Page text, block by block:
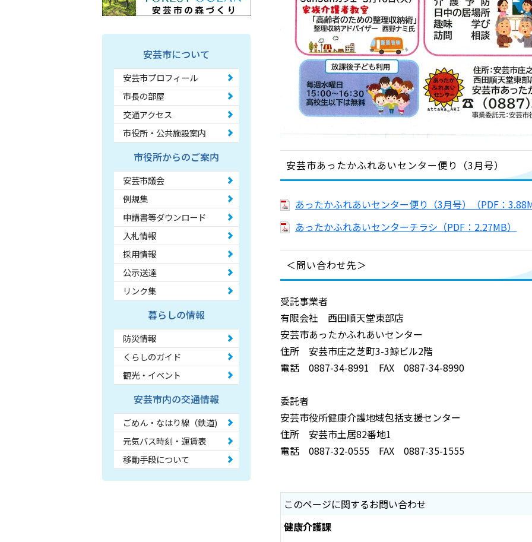
安芸市あったかふれあいセンター便り（3月号）
あったかふれあいセンター便り（3月号）（PDF：
あったかふれあいセンターチラシ（PDF：2.27MB）
＜問い合わせ先＞
受託事業者
有限会社 西田順天堂東部店
安芸市あったかふれあいセンター
住所 安芸市庄之芝町3-3鯨ビル2階
電話 0887-34-8991 FAX 0887-34-8990
委託者
安芸市役所健康介護地域包括支援センター
住所 安芸市土居82番地1
電話 0887-32-0555 FAX 0887-35-1555
このページに関するお問い合わせ
健康介護課
安芸市について
安芸市プロフィール
市長の部屋
交通アクセス
市役所・公共施設案内
市役所からのご案内
安芸市議会
例規集
申請書等ダウンロード
入札情報
採用情報
公示送達
リンク集
暮らしの情報
防災情報
くらしのガイド
観光・イベント
安芸市内の交通情報
ごめん・なはり線（鉄道)
元気バス時刻・運賃表
移動手段について